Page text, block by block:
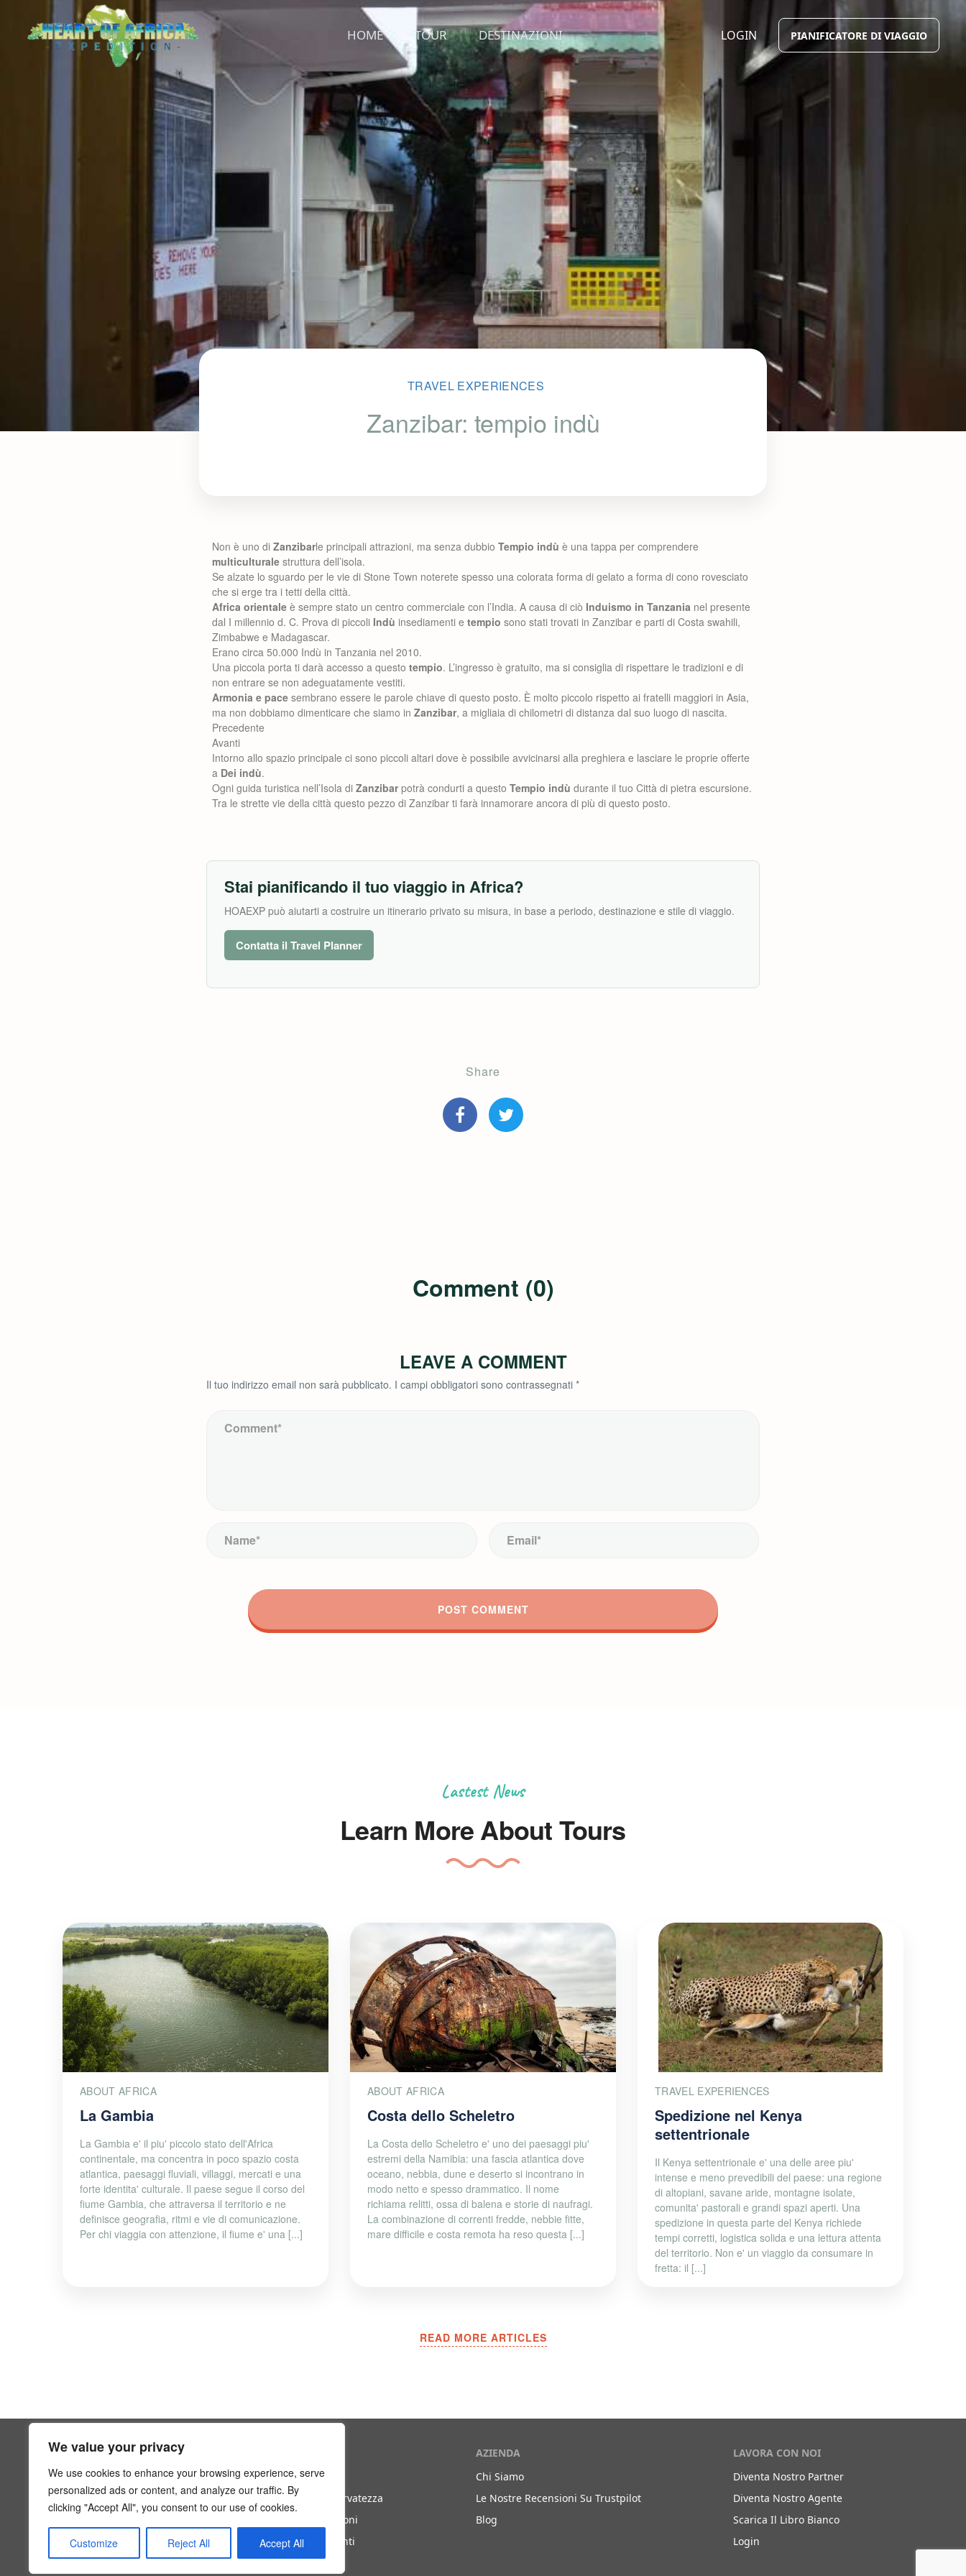
We value your privacy
We use cookies to enhance your browsing experience, serve
personalized ads or content, and analyze our traffic. By
clicking "Accept All", you consent to our use of cookies.
Customize Reject All Accept All
HOME TOUR DESTINAZIONI LOGIN PIANIFICATORE DI VIAGGIO
TRAVEL EXPERIENCES
Zanzibar: tempio indù
Non è uno di Zanzibarle principali attrazioni, ma senza dubbio Tempio indù è una tappa per comprendere
multiculturale struttura dell’isola.
Se alzate lo sguardo per le vie di Stone Town noterete spesso una colorata forma di gelato a forma di cono rovesciato
che si erge tra i tetti della città.
Africa orientale è sempre stato un centro commerciale con l’India. A causa di ciò Induismo in Tanzania nel presente
dal I millennio d. C. Prova di piccoli Indù insediamenti e tempio sono stati trovati in Zanzibar e parti di Costa swahili,
Zimbabwe e Madagascar.
Erano circa 50.000 Indù in Tanzania nel 2010.
Una piccola porta ti darà accesso a questo tempio. L’ingresso è gratuito, ma si consiglia di rispettare le tradizioni e di
non entrare se non adeguatamente vestiti.
Armonia e pace sembrano essere le parole chiave di questo posto. È molto piccolo rispetto ai fratelli maggiori in Asia,
ma non dobbiamo dimenticare che siamo in Zanzibar, a migliaia di chilometri di distanza dal suo luogo di nascita.
Precedente
Avanti
Intorno allo spazio principale ci sono piccoli altari dove è possibile avvicinarsi alla preghiera e lasciare le proprie offerte
a Dei indù.
Ogni guida turistica nell’Isola di Zanzibar potrà condurti a questo Tempio indù durante il tuo Città di pietra escursione.
Tra le strette vie della città questo pezzo di Zanzibar ti farà innamorare ancora di più di questo posto.
Stai pianificando il tuo viaggio in Africa?
HOAEXP può aiutarti a costruire un itinerario privato su misura, in base a periodo, destinazione e stile di viaggio.
Contatta il Travel Planner
Share
Comment (0)
LEAVE A COMMENT
Il tuo indirizzo email non sarà pubblicato. I campi obbligatori sono contrassegnati *
Lastest News
Learn More About Tours
ABOUT AFRICA
La Gambia
La Gambia e' il piu' piccolo stato dell'Africa
continentale, ma concentra in poco spazio costa
atlantica, paesaggi fluviali, villaggi, mercati e una
forte identita' culturale. Il paese segue il corso del
fiume Gambia, che attraversa il territorio e ne
definisce geografia, ritmi e vie di comunicazione.
Per chi viaggia con attenzione, il fiume e' una [...]
ABOUT AFRICA
Costa dello Scheletro
La Costa dello Scheletro e' uno dei paesaggi piu'
estremi della Namibia: una fascia atlantica dove
oceano, nebbia, dune e deserto si incontrano in
modo netto e spesso drammatico. Il nome
richiama relitti, ossa di balena e storie di naufragi.
La combinazione di correnti fredde, nebbie fitte,
mare difficile e costa remota ha reso questa [...]
TRAVEL EXPERIENCES
Spedizione nel Kenya
settentrionale
Il Kenya settentrionale e' una delle aree piu'
intense e meno prevedibili del paese: una regione
di altopiani, savane aride, montagne isolate,
comunita' pastorali e grandi spazi aperti. Una
spedizione in questa parte del Kenya richiede
tempi corretti, logistica solida e una lettura attenta
del territorio. Non e' un viaggio da consumare in
fretta: il [...]
READ MORE ARTICLES
info@hoaexp.com
Contattaci
Politica Sulla Riservatezza
Termini E Condizioni
Domande Frequenti
AZIENDA
Chi Siamo
Le Nostre Recensioni Su Trustpilot
Blog
LAVORA CON NOI
Diventa Nostro Partner
Diventa Nostro Agente
Scarica Il Libro Bianco
Login